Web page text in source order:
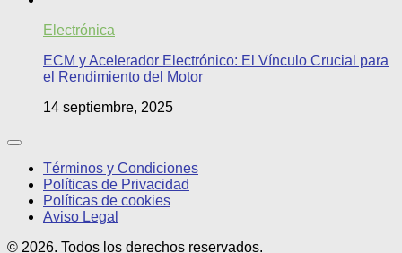
Electrónica
ECM y Acelerador Electrónico: El Vínculo Crucial para
el Rendimiento del Motor
14 septiembre, 2025
Términos y Condiciones
Políticas de Privacidad
Políticas de cookies
Aviso Legal
© 2026. Todos los derechos reservados.